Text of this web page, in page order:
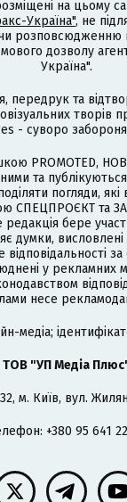
на цьому
Україна", не
розповсюдженню
дозволу
Україна".
передрук та
творів
- суворо
PROMOTED,
та
погляди,
СПЕЦПРОЄКТ та
бере
думки,
у рекламних
несе
медіа;
ТОВ "УП Медіа
м. Київ, вул.
+380 95 641